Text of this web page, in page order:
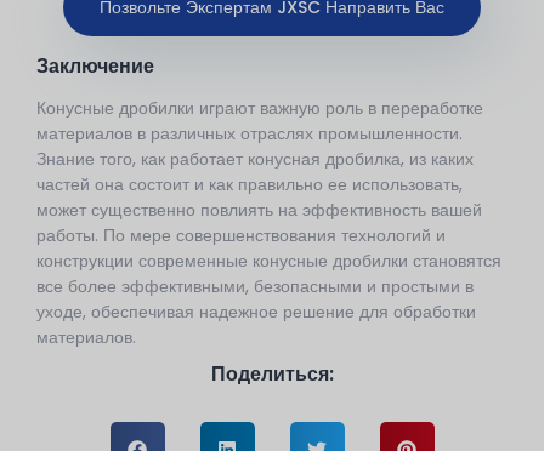
Позвольте Экспертам JXSC Направить Вас
Заключение
Конусные дробилки играют важную роль в переработке
материалов в различных отраслях промышленности.
Знание того, как работает конусная дробилка, из каких
частей она состоит и как правильно ее использовать,
может существенно повлиять на эффективность вашей
работы. По мере совершенствования технологий и
конструкции современные конусные дробилки становятся
все более эффективными, безопасными и простыми в
уходе, обеспечивая надежное решение для обработки
материалов.
Поделиться: